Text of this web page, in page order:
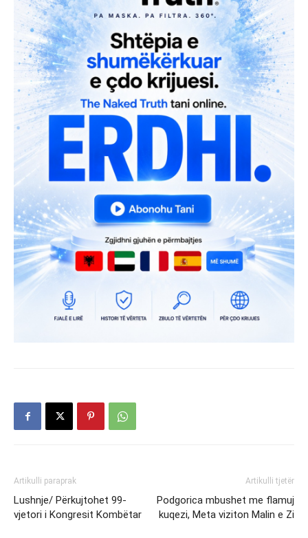
Artikulli paraprak
Lushnje/ Përkujtohet 99-
vjetori i Kongresit Kombëtar
Artikulli tjetër
Podgorica mbushet me flamuj
kuqezi, Meta viziton Malin e Zi